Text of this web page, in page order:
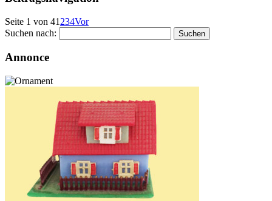
Seite 1 von 41 234Vor
Suchen nach:
Annonce